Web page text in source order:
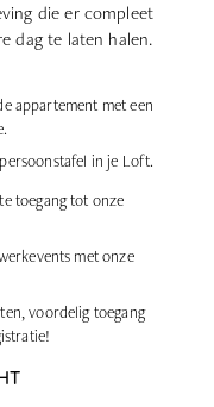
die er compleet
dag te laten halen.
appartement met een
in je Loft.
toegang tot onze
met onze
voordelig toegang